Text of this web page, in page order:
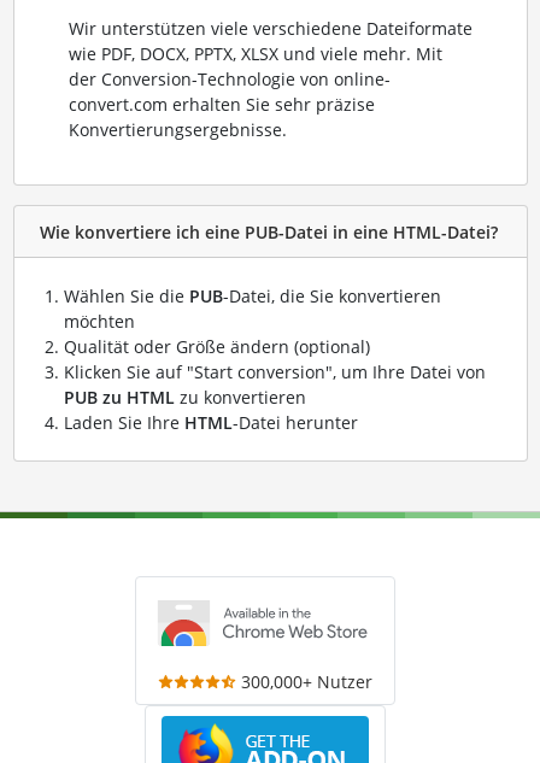
Wir unterstützen viele verschiedene Dateiformate
wie PDF, DOCX, PPTX, XLSX und viele mehr. Mit
der Conversion-Technologie von online-
convert.com erhalten Sie sehr präzise
Konvertierungsergebnisse.
Wie konvertiere ich eine PUB-Datei in eine HTML-Datei?
Wählen Sie die PUB-Datei, die Sie konvertieren
möchten
Qualität oder Größe ändern (optional)
Klicken Sie auf "Start conversion", um Ihre Datei von
PUB zu HTMLzu konvertieren
Laden Sie Ihre HTML-Datei herunter
300,000+ Nutzer